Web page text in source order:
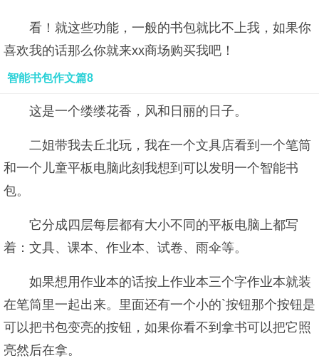
看！就这些功能，一般的书包就比不上我，如果你
喜欢我的话那么你就来xx商场购买我吧！
智能书包作文篇8
这是一个缕缕花香，风和日丽的日子。
二姐带我去丘北玩，我在一个文具店看到一个笔筒
和一个儿童平板电脑此刻我想到可以发明一个智能书
包。
它分成四层每层都有大小不同的平板电脑上都写
着：文具、课本、作业本、试卷、雨伞等。
如果想用作业本的话按上作业本三个字作业本就装
在笔筒里一起出来。里面还有一个小的`按钮那个按钮是
可以把书包变亮的按钮，如果你看不到拿书可以把它照
亮然后在拿。